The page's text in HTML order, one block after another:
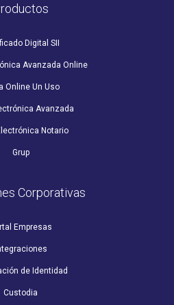
Digital SII
Avanzada Online
Online Un Uso
Avanzada
Notario
Grup
Corporativas
Empresas
de Identidad
Custodia